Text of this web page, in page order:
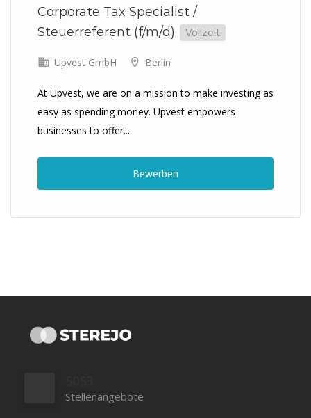
Corporate Tax Specialist /
Steuerreferent (f/m/d)
Vollzeit
Upvest GmbH Berlin
At Upvest, we are on a mission to make investing as
easy as spending money. Upvest empowers
businesses to offer...
Bewerben
Stellenangebote